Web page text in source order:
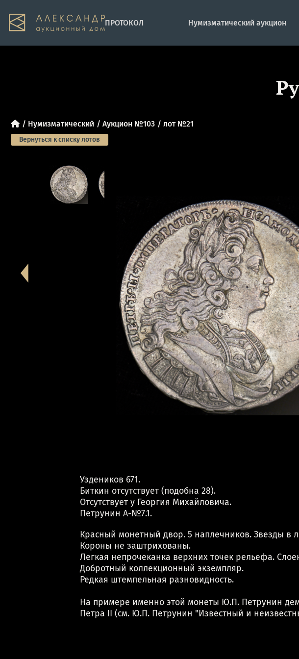
ПРОТОКОЛ Нумизматический аукцион
Нумизматический Аукцион №103 лот №21
Вернуться к списку лотов
Уздеников 671.
Биткин отсутствует (подобна 28).
Отсутствует у Георгия Михайловича.
Петрунин А-№7.1.
Красный монетный двор. 5 наплечников. Звезды в
Короны не заштрихованы.
Легкая непрочеканка верхних точек рельефа.
Добротный коллекционный экземпляр.
Редкая штемпельная разновидность.
На примере именно этой монеты Ю.П. Петрунин
Петра II (см. Ю.П. Петрунин "Известный и